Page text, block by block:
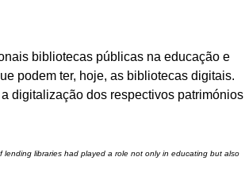
bibliotecas públicas na educação e
podem ter, hoje, as bibliotecas digitais.
digitalização dos respectivos patrimónios
libraries had played a role not only in educating but also